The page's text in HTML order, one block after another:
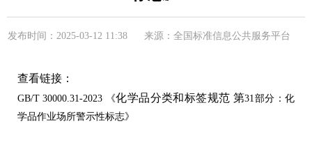
发布时间：2025-03-12 11:38 来源：全国标准信息公共服务平台
查看链接：
GB/T 30000.31-2023 《化学品分类和标签规范 第31部分：化
学品作业场所警示性标志》